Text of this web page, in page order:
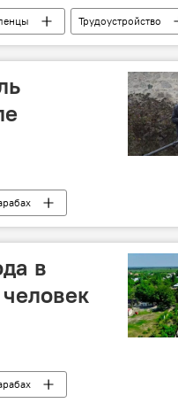
Трудоустройство
в